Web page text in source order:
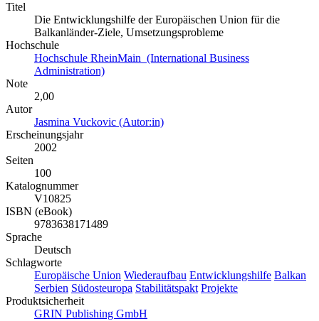
Titel
Die Entwicklungshilfe der Europäischen Union für die
Balkanländer-Ziele, Umsetzungsprobleme
Hochschule
Hochschule RheinMain (International Business
Administration)
Note
2,00
Autor
Jasmina Vuckovic (Autor:in)
Erscheinungsjahr
2002
Seiten
100
Katalognummer
V10825
ISBN (eBook)
9783638171489
Sprache
Deutsch
Schlagworte
Europäische Union Wiederaufbau Entwicklungshilfe Balkan
Serbien Südosteuropa Stabilitätspakt Projekte
Produktsicherheit
GRIN Publishing GmbH